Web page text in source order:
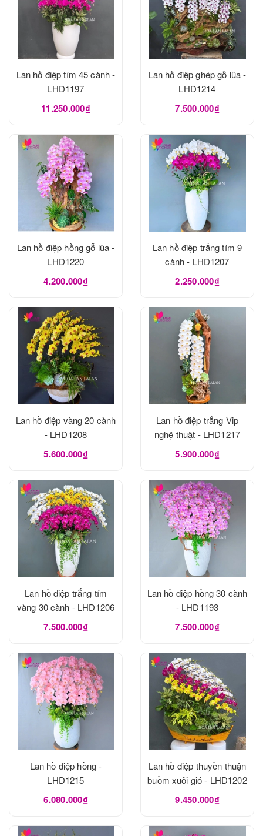
Lan hồ điệp tím 45 cành -
LHD1197
11.250.000₫
Lan hồ điệp ghép gỗ lũa -
LHD1214
7.500.000₫
Lan hồ điệp hồng gỗ lũa -
LHD1220
4.200.000₫
Lan hồ điệp trắng tím 9
cành - LHD1207
2.250.000₫
Lan hồ điệp vàng 20 cành
- LHD1208
5.600.000₫
Lan hồ điệp trắng Vip
nghệ thuật - LHD1217
5.900.000₫
Lan hồ điệp trắng tím
vàng 30 cành - LHD1206
7.500.000₫
Lan hồ điệp hồng 30 cành
- LHD1193
7.500.000₫
Lan hồ điệp hồng -
LHD1215
6.080.000₫
Lan hồ điệp thuyền thuận
buồm xuôi gió - LHD1202
9.450.000₫